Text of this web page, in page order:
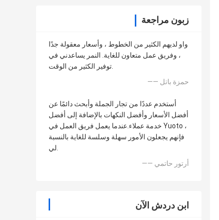
زبون مراجعة
واو لديهم الكثير من الخطوط ، وأسعار معقولة جدًا
، وفريق عمل متعاون للغاية. النمر يساعدني في
توفير الكثير من الوقت.
—— حمزة باتل
أستخدم عددًا من تجار الجملة وأبحث دائمًا عن
أفضل الأسعار وأفضل النكهات بالإضافة إلى أفضل
خدمة عملاء.عندما يعمل فريق العمل في Yuoto ،
فإنهم يجعلون الأمور سهلة وسلسة للغاية بالنسبة
لي.
—— أرتور حاتمي
ابن دردش الآن